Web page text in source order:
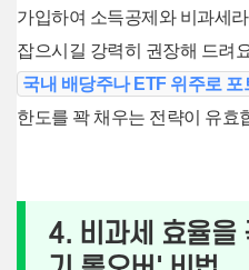
가입하여 소득공제와 비과세
잡으시길 강력히 권장해 드려
국내 배당주나 ETF 위주로
한도를 꽉 채우는 전략이 유효
4. 비과세 효율을